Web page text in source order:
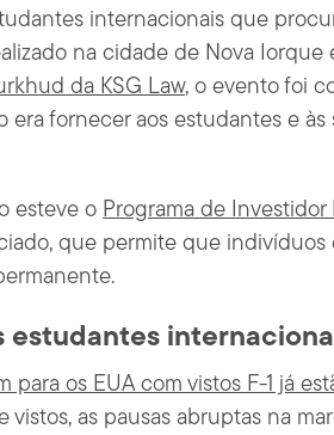
internacionais que
na cidade de Nova
da KSG Law, o evento foi
era fornecer aos estudantes e
esteve o Programa de
que permite que
estudantes
para os EUA com vistos F-1 já
vistos, as pausas abruptas na